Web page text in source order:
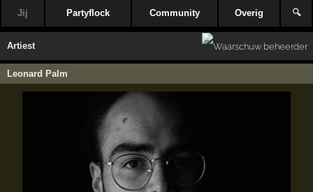
Jij Partyflock Community Overig 🔍
Artiest
Leonard Palm